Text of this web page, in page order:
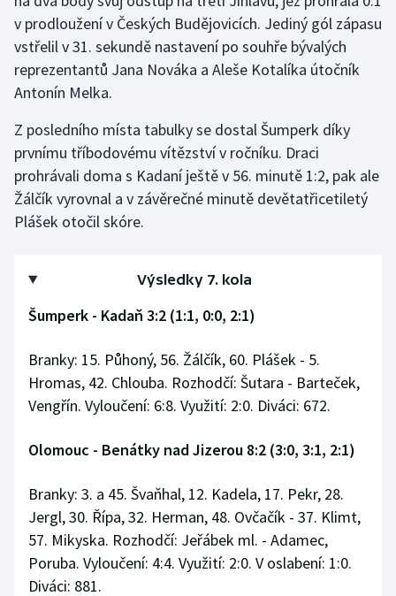
Krasobruslení
Lezení
Lyže a snowboard
Moderní pětiboj
Motorsport
Olympijské hry
Plavání
Plážový volejbal
Ragby
Rychlostní kanoistika
Short track
Sportovní střelba
v prodloužení v Českých Budějovicích. Jediný gól zápasu
vstřelil v 31. sekundě nastavení po souhře bývalých
reprezentantů Jana Nováka a Aleše Kotalíka útočník
Antonín Melka.
Z posledního místa tabulky se dostal Šumperk díky
prvnímu tříbodovému vítězství v ročníku. Draci
prohrávali doma s Kadaní ještě v 56. minutě 1:2, pak ale
Žálčík vyrovnal a v závěrečné minutě devětatřicetiletý
Plášek otočil skóre.
Výsledky 7. kola
Šumperk - Kadaň 3:2 (1:1, 0:0, 2:1)
Branky: 15. Půhoný, 56. Žálčík, 60. Plášek - 5.
Hromas, 42. Chlouba. Rozhodčí: Šutara - Barteček,
Vengřín. Vyloučení: 6:8. Využití: 2:0. Diváci: 672.
Olomouc - Benátky nad Jizerou 8:2 (3:0, 3:1, 2:1)
Branky: 3. a 45. Švaňhal, 12. Kadela, 17. Pekr, 28.
Jergl, 30. Řípa, 32. Herman, 48. Ovčačík - 37. Klimt,
57. Mikyska. Rozhodčí: Jeřábek ml. - Adamec,
Poruba. Vyloučení: 4:4. Využití: 2:0. V oslabení: 1:0.
Diváci: 881.